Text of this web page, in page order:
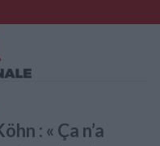
: « Ça n’a